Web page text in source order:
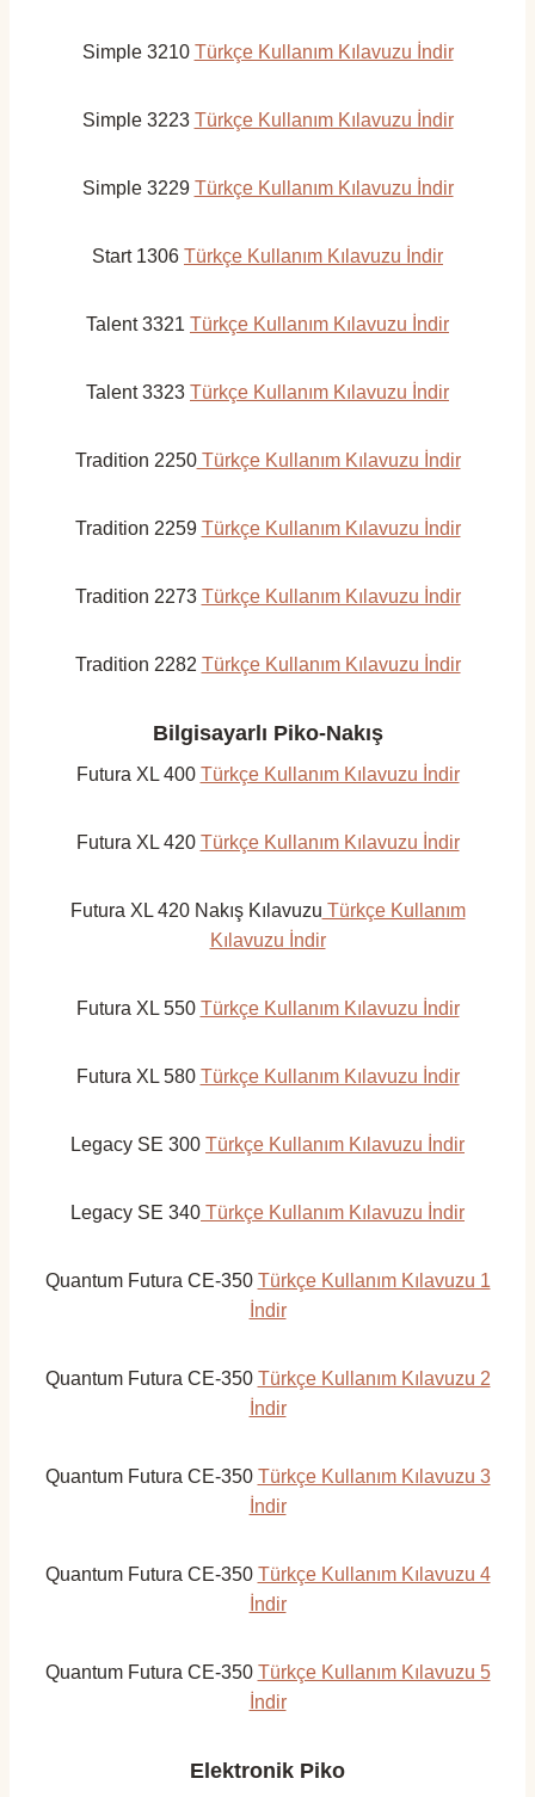
Simple 3210 Türkçe Kullanım Kılavuzu İndir
Simple 3223 Türkçe Kullanım Kılavuzu İndir
Simple 3229 Türkçe Kullanım Kılavuzu İndir
Start 1306 Türkçe Kullanım Kılavuzu İndir
Talent 3321 Türkçe Kullanım Kılavuzu İndir
Talent 3323 Türkçe Kullanım Kılavuzu İndir
Tradition 2250Türkçe Kullanım Kılavuzu İndir
Tradition 2259 Türkçe Kullanım Kılavuzu İndir
Tradition 2273 Türkçe Kullanım Kılavuzu İndir
Tradition 2282 Türkçe Kullanım Kılavuzu İndir
Bilgisayarlı Piko-Nakış
Futura XL 400 Türkçe Kullanım Kılavuzu İndir
Futura XL 420 Türkçe Kullanım Kılavuzu İndir
Futura XL 420 Nakış Kılavuzu Türkçe Kullanım
Kılavuzu İndir
Futura XL 550 Türkçe Kullanım Kılavuzu İndir
Futura XL 580 Türkçe Kullanım Kılavuzu İndir
Legacy SE 300 Türkçe Kullanım Kılavuzu İndir
Legacy SE 340 Türkçe Kullanım Kılavuzu İndir
Quantum Futura CE-350 Türkçe Kullanım Kılavuzu 1
İndir
Quantum Futura CE-350 Türkçe Kullanım Kılavuzu 2
İndir
Quantum Futura CE-350 Türkçe Kullanım Kılavuzu 3
İndir
Quantum Futura CE-350 Türkçe Kullanım Kılavuzu 4
İndir
Quantum Futura CE-350 Türkçe Kullanım Kılavuzu 5
İndir
Elektronik Piko